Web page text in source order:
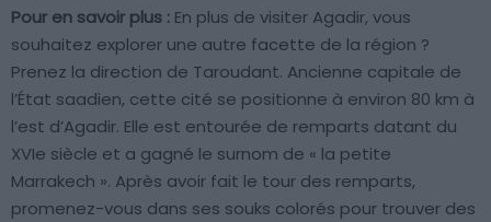
Pour en savoir plus : En plus de visiter Agadir, vous
souhaitez explorer une autre facette de la région ?
Prenez la direction de Taroudant. Ancienne capitale de
l’État saadien, cette cité se positionne à environ 80 km à
l’est d’Agadir. Elle est entourée de remparts datant du
XVIe siècle et a gagné le surnom de « la petite
Marrakech ». Après avoir fait le tour des remparts,
promenez-vous dans ses souks colorés pour trouver des